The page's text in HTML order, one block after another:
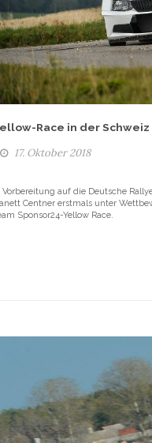
Race in der
17. Oktober 2018
Vorbereitung auf die Deutsche
Centner erstmals unter
Sponsor24-Yellow Race.